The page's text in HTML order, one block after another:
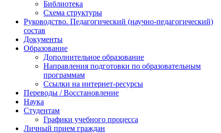
Библиотека
Схема структуры
Руководство. Педагогический (научно-педагогический)
состав
Документы
Образование
Дополнительное образование
Направления подготовки по образовательным
программам
Ссылки на интернет-ресурсы
Переводы / Восстановление
Наука
Студентам
Графики учебного процесса
Личный прием граждан